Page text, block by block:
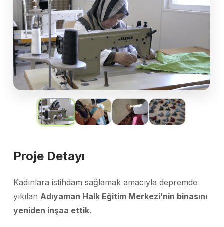
Proje Detayı
Kadınlara istihdam sağlamak amacıyla depremde
yıkılan Adıyaman Halk Eğitim Merkezi’nin binasını
yeniden inşaa ettik.